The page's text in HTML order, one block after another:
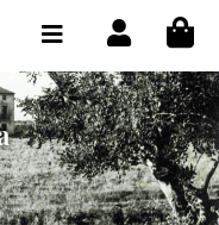
ONLINE